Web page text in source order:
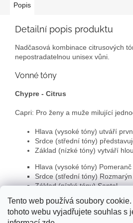
Tento web používá soubory
tohoto webu vyjadřujete souhlas s
Popis
Detailní popis produktu
Nadčasová kombinace citrusových
nepostradatelnou unisex vůni.
Vonné tóny
Chypre - Citrus
Capri: Pro ženy a muže milující
Hlava (vysoké tóny) utváří
Srdce (střední tóny)
Základ (nízké tóny) vytváří
Hlava (vysoké tóny) Pomeranč
Srdce (střední tóny) Rozmarýn
Základ (nízké tóny) Santal